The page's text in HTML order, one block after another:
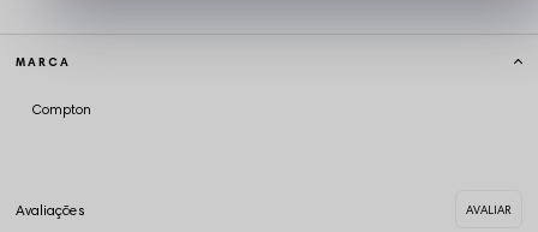
MARCA
Compton